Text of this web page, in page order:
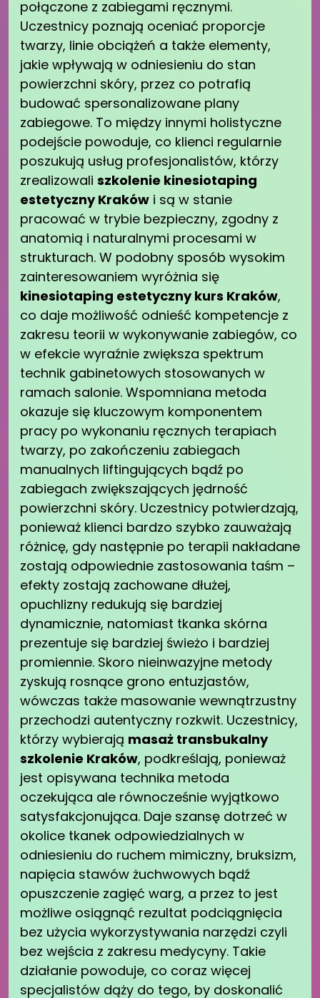
połączone z zabiegami ręcznymi.
Uczestnicy poznają oceniać proporcje
twarzy, linie obciążeń a także elementy,
jakie wpływają w odniesieniu do stan
powierzchni skóry, przez co potrafią
budować spersonalizowane plany
zabiegowe. To między innymi holistyczne
podejście powoduje, co klienci regularnie
poszukują usług profesjonalistów, którzy
zrealizowali szkolenie kinesiotaping
estetyczny Kraków i są w stanie
pracować w trybie bezpieczny, zgodny z
anatomią i naturalnymi procesami w
strukturach. W podobny sposób wysokim
zainteresowaniem wyróżnia się
kinesiotaping estetyczny kurs Kraków,
co daje możliwość odnieść kompetencje z
zakresu teorii w wykonywanie zabiegów, co
w efekcie wyraźnie zwiększa spektrum
technik gabinetowych stosowanych w
ramach salonie. Wspomniana metoda
okazuje się kluczowym komponentem
pracy po wykonaniu ręcznych terapiach
twarzy, po zakończeniu zabiegach
manualnych liftingujących bądź po
zabiegach zwiększających jędrność
powierzchni skóry. Uczestnicy potwierdzają,
ponieważ klienci bardzo szybko zauważają
różnicę, gdy następnie po terapii nakładane
zostają odpowiednie zastosowania taśm –
efekty zostają zachowane dłużej,
opuchlizny redukują się bardziej
dynamicznie, natomiast tkanka skórna
prezentuje się bardziej świeżo i bardziej
promiennie. Skoro nieinwazyjne metody
zyskują rosnące grono entuzjastów,
wówczas także masowanie wewnątrzustny
przechodzi autentyczny rozkwit. Uczestnicy,
którzy wybierają masaż transbukalny
szkolenie Kraków, podkreślają, ponieważ
jest opisywana technika metoda
oczekująca ale równocześnie wyjątkowo
satysfakcjonująca. Daje szansę dotrzeć w
okolice tkanek odpowiedzialnych w
odniesieniu do ruchem mimiczny, bruksizm,
napięcia stawów żuchwowych bądź
opuszczenie zagięć warg, a przez to jest
możliwe osiągnąć rezultat podciągnięcia
bez użycia wykorzystywania narzędzi czyli
bez wejścia z zakresu medycyny. Takie
działanie powoduje, co coraz więcej
specjalistów dąży do tego, by doskonalić